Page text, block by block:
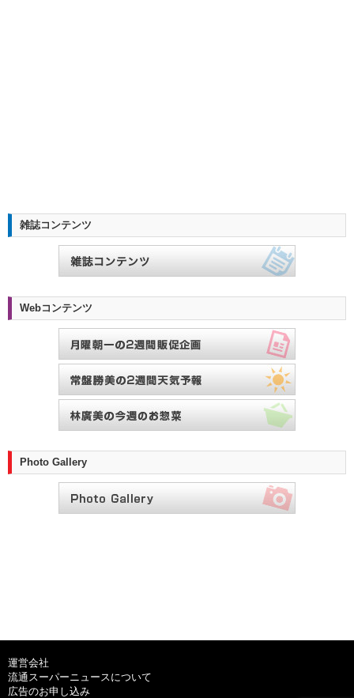
雑誌コンテンツ
Webコンテンツ
Photo Gallery
運営会社
流通スーパーニュースについて
広告のお申し込み